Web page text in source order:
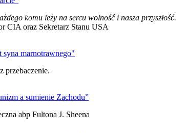
komu leży na sercu wolność i nasza przyszłość.
CIA oraz Sekretarz Stanu USA
marnotrawnego"
przebaczenie.
a sumienie Zachodu”
abp Fultona J. Sheena